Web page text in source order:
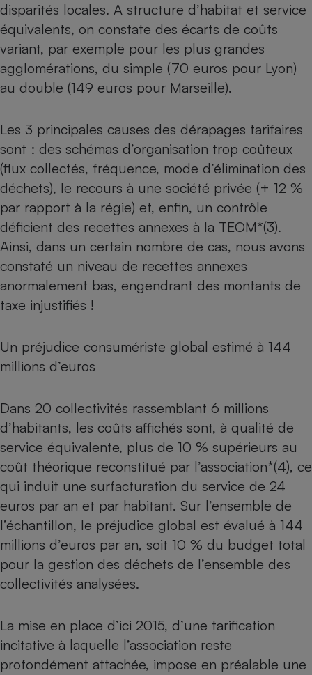
disparités locales. A structure d’habitat et service
équivalents, on constate des écarts de coûts
variant, par exemple pour les plus grandes
agglomérations, du simple (70 euros pour Lyon)
au double (149 euros pour Marseille).
Les 3 principales causes des dérapages tarifaires
sont : des schémas d’organisation trop coûteux
(flux collectés, fréquence, mode d’élimination des
déchets), le recours à une société privée (+ 12 %
par rapport à la régie) et, enfin, un contrôle
déficient des recettes annexes à la TEOM*(3).
Ainsi, dans un certain nombre de cas, nous avons
constaté un niveau de recettes annexes
anormalement bas, engendrant des montants de
taxe injustifiés !
Un préjudice consumériste global estimé à 144
millions d’euros
Dans 20 collectivités rassemblant 6 millions
d’habitants, les coûts affichés sont, à qualité de
service équivalente, plus de 10 % supérieurs au
coût théorique reconstitué par l’association*(4), ce
qui induit une surfacturation du service de 24
euros par an et par habitant. Sur l’ensemble de
l’échantillon, le préjudice global est évalué à 144
millions d’euros par an, soit 10 % du budget total
pour la gestion des déchets de l’ensemble des
collectivités analysées.
La mise en place d’ici 2015, d’une tarification
incitative à laquelle l’association reste
profondément attachée, impose en préalable une